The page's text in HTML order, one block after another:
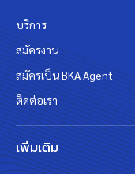
บริการ
สมัครงาน
สมัครเป็น BKA Agent
ติดต่อเรา
เพิ่มเติม